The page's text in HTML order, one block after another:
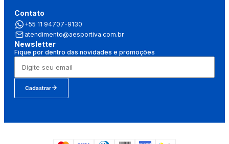
Contato
+55 11 94707-9130
atendimento@aesportiva.com.br
Newsletter
Fique por dentro das novidades e promoções
Cadastrar